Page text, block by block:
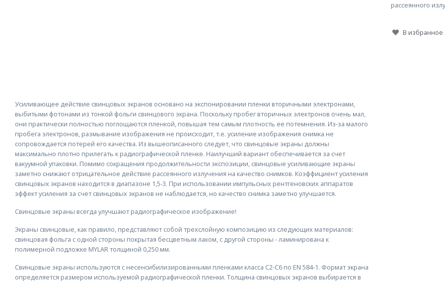
рассеянного
В избранное
Усиливающее действие свинцовых экранов основано на экспонировании пленки вторичными электронами,
выбитыми фотонами из тонкой фольги свинцового экрана. Поскольку пробег вторичных электронов очень мал,
они практически полностью поглощаются пленкой, повышая тем самым плотность ее потемнения. Из-за малого
пробега электронов, размывание изображения не происходит, т.е. усиление изображения снимка не
сопровождается потерей его качества. Из вышеописанного следует, что свинцовые экраны должны
максимально плотно прилегать к радиографической пленке. Наилучший вариант обеспечивается за счет
вакуумной упаковки. Помимо сокращения продолжительности экспозиции, свинцовые усиливающие экраны
заметно снижают отрицательное действие рассеянного излучения на качество снимков. Коэффициент усиления
свинцовых экранов находится в диапазоне 1,5-3. При использовании импульсных рентгеновских аппаратов
эффект усиления за счет свинцовых экранов не наблюдается, но качество снимка заметно улучшается.
Свинцовые экраны всегда улучшают радиографическое изображение!
Экраны свинцовые, как правило, представляют собой трехслойную композицию из следующих материалов:
свинцовая фольга с одной стороны покрытая бесцветным лаком, с другой стороны - ламинирована к
полимерной подложке MYLAR толщиной 0,250 мм.
Свинцовые экраны используются с несенсибилизированными пленками класса С2-С6 по EN 584-1. Формат экрана
определяется размером используемой радиографической пленки. Толщина свинцовых экранов выбирается в